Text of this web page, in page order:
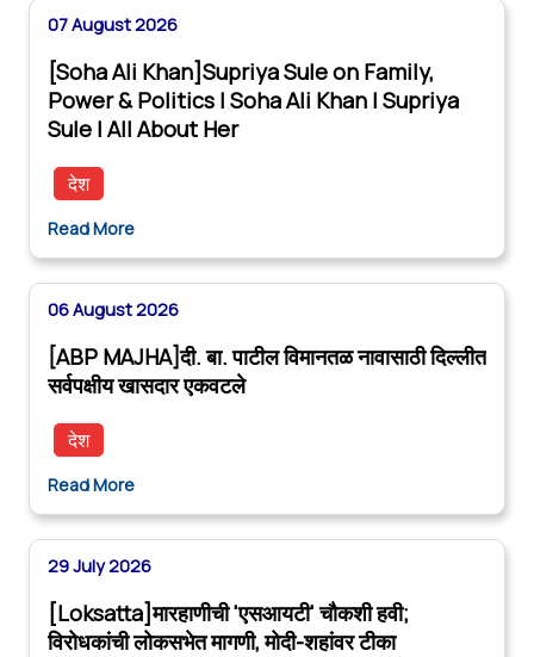
07 August 2026
[Soha Ali Khan]Supriya Sule on Family,
Power & Politics | Soha Ali Khan | Supriya
Sule | All About Her
देश
Read More
06 August 2026
[ABP MAJHA]दी. बा. पाटील विमानतळ नावासाठी दिल्लीत
सर्वपक्षीय खासदार एकवटले
देश
Read More
29 July 2026
[Loksatta]मारहाणीची 'एसआयटी' चौकशी हवी;
विरोधकांची लोकसभेत मागणी, मोदी-शहांवर टीका